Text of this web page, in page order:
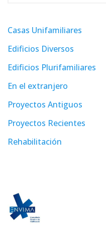
Casas Unifamiliares
Edificios Diversos
Edificios Plurifamiliares
En el extranjero
Proyectos Antiguos
Proyectos Recientes
Rehabilitación